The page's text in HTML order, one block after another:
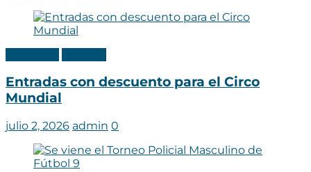
Entradas con descuento para el Circo
Mundial
julio 2, 2026 admin 0